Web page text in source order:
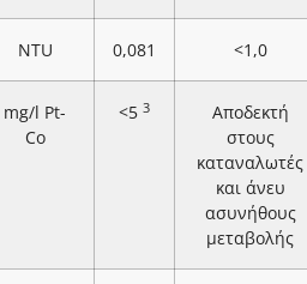
NTU 0,081 <1,0
mg/l Pt-
Co
<5 3
Αποδεκτή
στους
καταναλωτές
και άνευ
ασυνήθους
μεταβολής